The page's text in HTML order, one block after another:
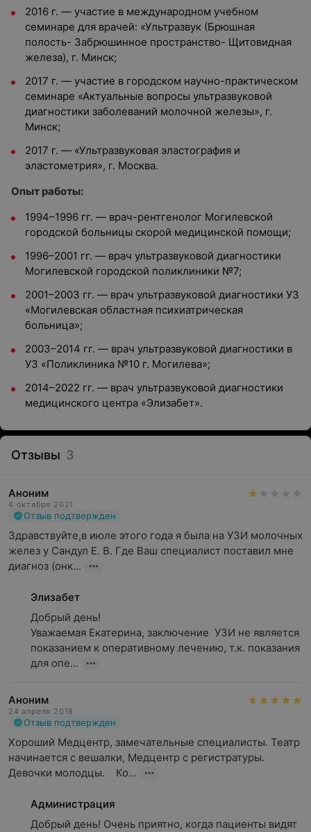
2016 г. — участие в международном учебном
семинаре для врачей: «Ультразвук (Брюшная
полость- Забрюшинное пространство- Щитовидная
железа), г. Минск;
2017 г. — участие в городском научно-практическом
семинаре «Актуальные вопросы ультразвуковой
диагностики заболеваний молочной железы», г.
Минск;
2017 г. — «Ультразвуковая эластография и
эластометрия», г. Москва.
Опыт работы:
1994–1996 гг. — врач-рентгенолог Могилевской
городской больницы скорой медицинской помощи;
1996–2001 гг. — врач ультразвуковой диагностики
Могилевской городской поликлиники №7;
2001–2003 гг. — врач ультразвуковой диагностики УЗ
«Могилевская областная психиатрическая
больница»;
2003–2014 гг. — врач ультразвуковой диагностики в
УЗ «Поликлиника №10 г. Могилева»;
2014–2022 гг. — врач ультразвуковой диагностики
медицинского центра «Элизабет».
Отзывы 3
Аноним
4 октября 2021
Отзыв подтвержден
Здравствуйте,в июле этого года я была на УЗИ молочных
желез у Сандул Е. В. Где Ваш специалист поставил мне
диагноз (онк...
Элизабет
Добрый день!
Уважаемая Екатерина, заключение  УЗИ не является
показанием к оперативному лечению, т.к. показания
для опе...
Аноним
24 апреля 2018
Отзыв подтвержден
Хороший Медцентр, замечательные специалисты. Театр
начинается с вешалки, Медцентр с регистратуры.
Девочки молодцы.    Ко...
Администрация
Добрый день! Очень приятно, когда пациенты видят